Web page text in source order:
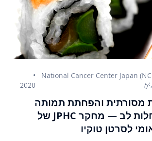
National Cancer Center Japan
が
•
2020
מסורתית והפחתת תמותה
מסרטן ומחלות לב — מחקר JPHC של
לסרטן טוקיו